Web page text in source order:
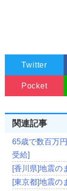
Twitter
Pocket
関連記事
65歳で数百万
受給]
[香川県]地震の
[東京都]地震の